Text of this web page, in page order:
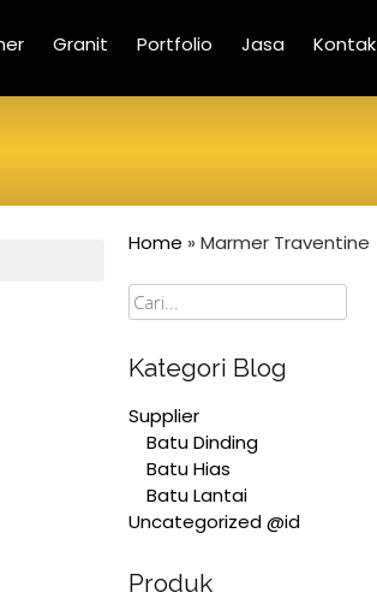
Granit Portfolio Jasa Kontak
Home » Marmer Traventine
Cari
Kategori Blog
Supplier
Batu Dinding
Batu Hias
Batu Lantai
Uncategorized @id
Produk